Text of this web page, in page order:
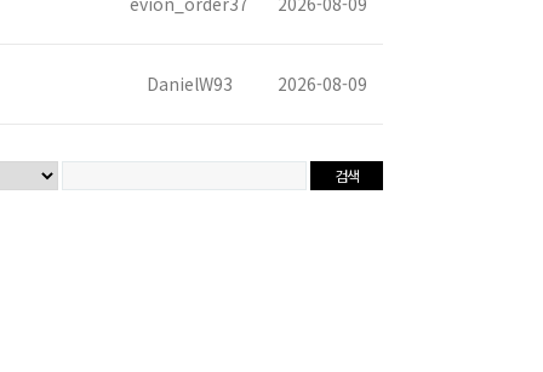
DanielW93 2026-08-09